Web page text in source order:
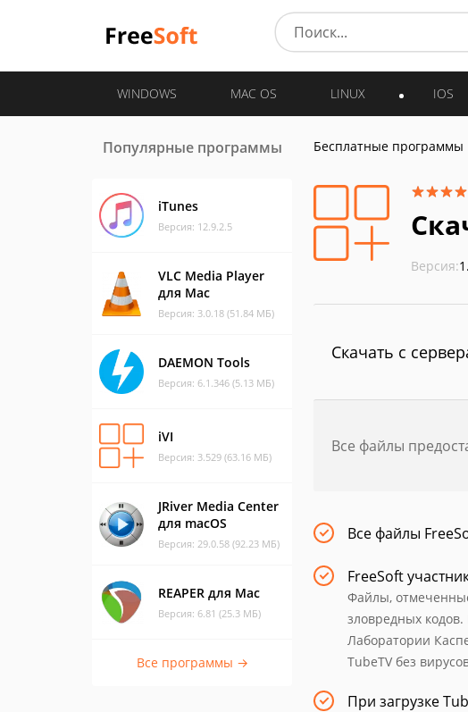
WINDOWS MAC OS LINUX IOS
Популярные программы
iTunes
Версия: 12.9.2.5
VLC Media Player
для Mac
Версия: 3.0.18 (51.84 МБ)
DAEMON Tools
Версия: 6.1.346 (5.13 МБ)
iVI
Версия: 3.529 (63.16 МБ)
JRiver Media Center
для macOS
Версия: 29.0.58 (92.23 МБ)
REAPER для Mac
Версия: 6.81 (25.3 МБ)
Все программы →
Бесплатные программы
Версия:
Скачать с
Все файлы
Все файлы
FreeSoft
Файлы,
зловредных
Лаборатории
TubeTV без
При загрузке